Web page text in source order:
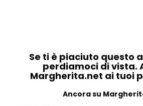
Se ti è piaciuto questo
perdiamoci di vista.
Margherita.net ai tuoi
Ancora su